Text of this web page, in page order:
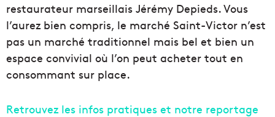
restaurateur marseillais Jérémy Depieds. Vous
l’aurez bien compris, le marché Saint-Victor n’est
pas un marché traditionnel mais bel et bien un
espace convivial où l’on peut acheter tout en
consommant sur place.
Retrouvez les infos pratiques et notre reportage